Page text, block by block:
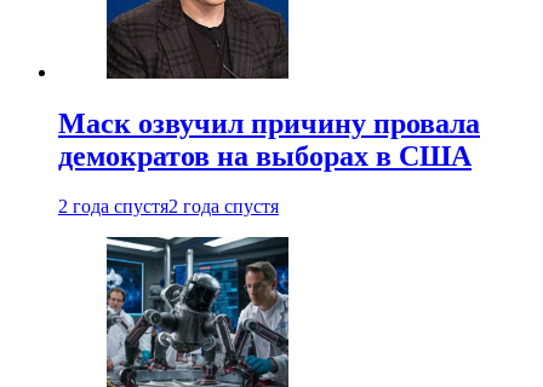
Маск озвучил причину провала
демократов на выборах в США
2 года спустя2 года спустя